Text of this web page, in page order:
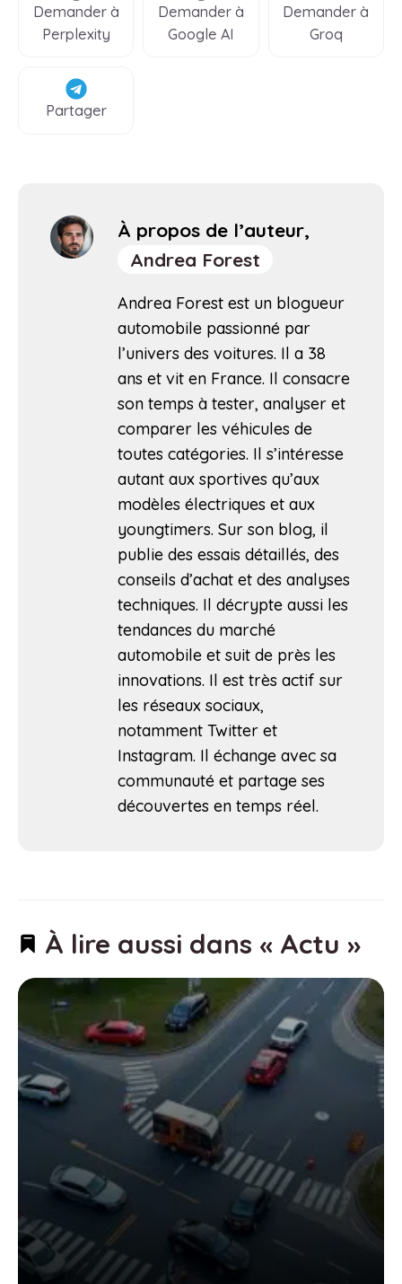
Demander à
Perplexity
Demander à
Google AI
Demander à
Groq
Partager
À propos de l’auteur,
Andrea Forest
Andrea Forest est un blogueur
automobile passionné par
l’univers des voitures. Il a 38
ans et vit en France. Il consacre
son temps à tester, analyser et
comparer les véhicules de
toutes catégories. Il s’intéresse
autant aux sportives qu’aux
modèles électriques et aux
youngtimers. Sur son blog, il
publie des essais détaillés, des
conseils d’achat et des analyses
techniques. Il décrypte aussi les
tendances du marché
automobile et suit de près les
innovations. Il est très actif sur
les réseaux sociaux,
notamment Twitter et
Instagram. Il échange avec sa
communauté et partage ses
découvertes en temps réel.
À lire aussi dans « Actu »